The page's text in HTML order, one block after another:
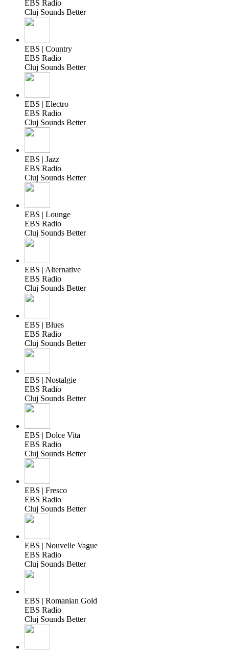
EBS Radio
Cluj Sounds Better
EBS | Country
EBS Radio
Cluj Sounds Better
EBS | Electro
EBS Radio
Cluj Sounds Better
EBS | Jazz
EBS Radio
Cluj Sounds Better
EBS | Lounge
EBS Radio
Cluj Sounds Better
EBS | Alternative
EBS Radio
Cluj Sounds Better
EBS | Blues
EBS Radio
Cluj Sounds Better
EBS | Nostalgie
EBS Radio
Cluj Sounds Better
EBS | Dolce Vita
EBS Radio
Cluj Sounds Better
EBS | Fresco
EBS Radio
Cluj Sounds Better
EBS | Nouvelle Vague
EBS Radio
Cluj Sounds Better
EBS | Romanian Gold
EBS Radio
Cluj Sounds Better